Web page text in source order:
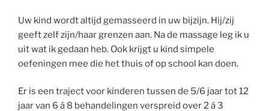
Uw kind wordt altijd gemasseerd in uw bijzijn. Hij/zij
geeft zelf zijn/haar grenzen aan. Na de massage leg ik u
uit wat ik gedaan heb. Ook krijgt u kind simpele
oefeningen mee die het thuis of op school kan doen.
Er is een traject voor kinderen tussen de 5/6 jaar tot 12
jaar van 6 á 8 behandelingen verspreid over 2 á 3